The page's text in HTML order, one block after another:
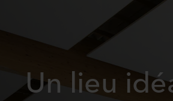
Un lieu